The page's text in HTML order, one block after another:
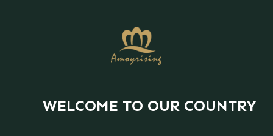
WELCOME TO OUR COUNTRY